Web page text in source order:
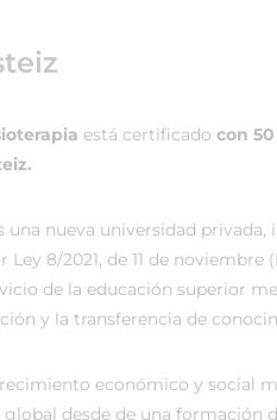
está certificado con 50
una nueva universidad privada,
8/2021, de 11 de noviembre
de la educación superior
y la transferencia de
económico y social
desde de una formación